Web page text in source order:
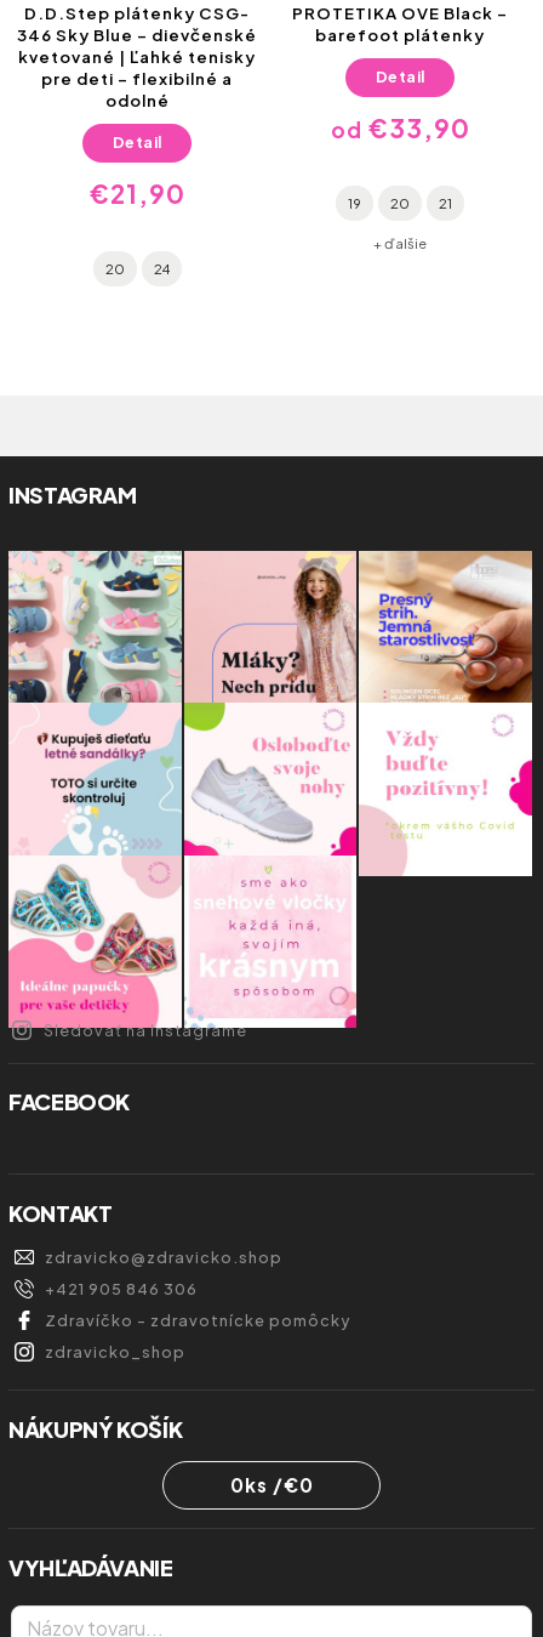
D.D.Step plátenky CSG-
346 Sky Blue – dievčenské
kvetované | Ľahké tenisky
pre deti – flexibilné a
odolné
€21,90
Detail
20 24
PROTETIKA OVE Black –
barefoot plátenky
od €33,90
Detail
19 20 21
+ ďalšie
INSTAGRAM
Sledovať na Instagrame
FACEBOOK
KONTAKT
zdravicko@zdravicko.shop
+421 905 846 306
Zdravíčko - zdravotnícke pomôcky
zdravicko_shop
NÁKUPNÝ KOŠÍK
0ks /€0
VYHĽADÁVANIE